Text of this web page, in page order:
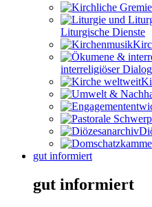
Liturgische Dienste
interreligiöser Dialog
gut informiert
gut informiert